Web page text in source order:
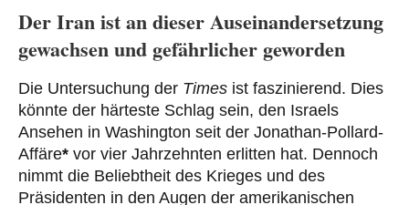
Der Iran ist an dieser Auseinandersetzung
gewachsen und gefährlicher geworden
Die Untersuchung der Times ist faszinierend. Dies
könnte der härteste Schlag sein, den Israels
Ansehen in Washington seit der Jonathan-Pollard-
Affäre* vor vier Jahrzehnten erlitten hat. Dennoch
nimmt die Beliebtheit des Krieges und des
Präsidenten in den Augen der amerikanischen